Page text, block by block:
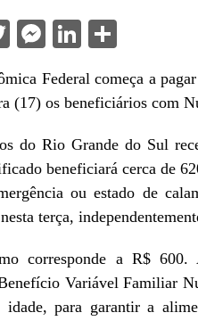
Twitter
Messenger
LinkedIn
Federal começa a
(17) os beneficiários com
do Rio Grande do Sul
beneficiará cerca de
ou estado de
terça,
corresponde a R$
Variável Familiar
idade, para garantir a